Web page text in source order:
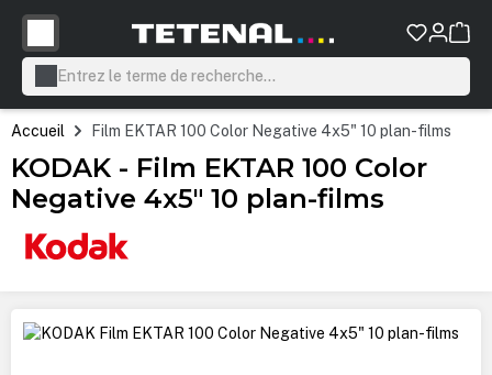
principal
Accueil Film EKTAR 100 Color Negative 4x5" 10 plan-films
KODAK - Film EKTAR 100 Color
Negative 4x5" 10 plan-films
Ignorer la galerie d'images